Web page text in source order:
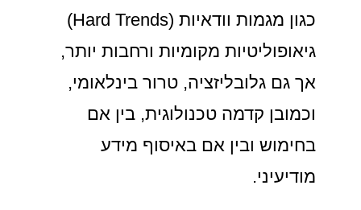
כגון מגמות וודאיות (Hard Trends)
גיאופוליטיות מקומיות ורחבות יותר,
אך גם גלובליזציה, טרור בינלאומי,
וכמובן קדמה טכנולוגית, בין אם
בחימוש ובין אם באיסוף מידע
מודיעיני.